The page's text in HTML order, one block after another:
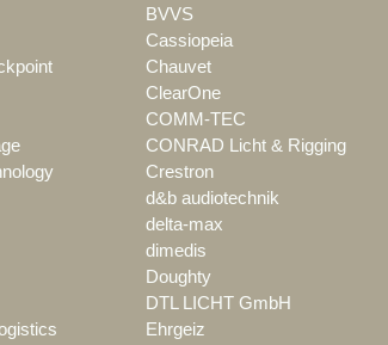
BVVS
Cassiopeia
Chauvet
ClearOne
COMM-TEC
CONRAD Licht & Rigging
Crestron
d&b audiotechnik
delta-max
dimedis
Doughty
DTL LICHT GmbH
Ehrgeiz